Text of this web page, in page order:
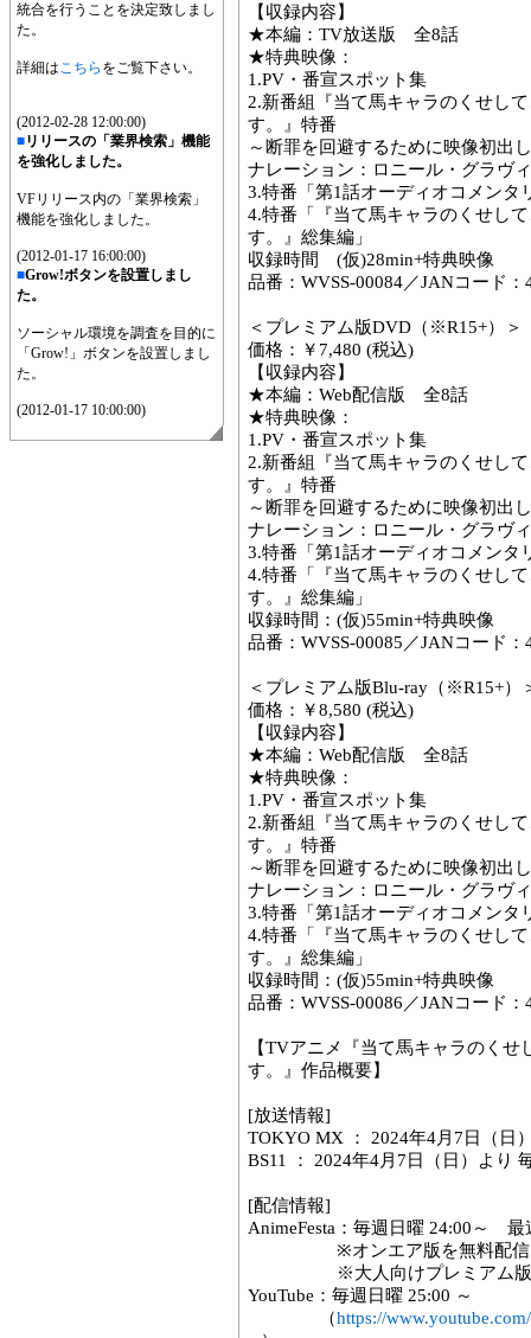
統合を行うことを決定致しまし
た。
詳細はこちら をご覧下さい。
(2012-02-28 12:00:00)
■リリースの「業界検索」機能
を強化しました。
VFリリース内の「業界検索」
機能を強化しました。
(2012-01-17 16:00:00)
■Grow!ボタンを設置しまし
た。
ソーシャル環境を調査を目的に
「Grow!」ボタンを設置しまし
た。
(2012-01-17 10:00:00)
【収録内容】
★本編：TV放送版 全8話
★特典映像：
1.PV・番宣スポット集
2.新番組『当て馬キャラのくせし
す。』特番
～断罪を回避するために映像初出
ナレーション：ロニール・グラヴ
3.特番「第1話オーディオコメンタ
4.特番「『当て馬キャラのくせし
す。』総集編」
収録時間 (仮)28min+特典映像
品番：WVSS-00084／JANコード：
＜プレミアム版DVD（※R15+）＞
価格：￥7,480 (税込)
【収録内容】
★本編：Web配信版 全8話
★特典映像：
1.PV・番宣スポット集
2.新番組『当て馬キャラのくせし
す。』特番
～断罪を回避するために映像初出
ナレーション：ロニール・グラヴ
3.特番「第1話オーディオコメンタ
4.特番「『当て馬キャラのくせし
す。』総集編」
収録時間：(仮)55min+特典映像
品番：WVSS-00085／JANコード：
＜プレミアム版Blu-ray（※R15+）
価格：￥8,580 (税込)
【収録内容】
★本編：Web配信版 全8話
★特典映像：
1.PV・番宣スポット集
2.新番組『当て馬キャラのくせし
す。』特番
～断罪を回避するために映像初出
ナレーション：ロニール・グラヴ
3.特番「第1話オーディオコメンタ
4.特番「『当て馬キャラのくせし
す。』総集編」
収録時間：(仮)55min+特典映像
品番：WVSS-00086／JANコード：
【TVアニメ『当て馬キャラのく
す。』作品概要】
[放送情報]
TOKYO MX ： 2024年4月7日（日
BS11 ： 2024年4月7日（日）より
[配信情報]
AnimeFesta：毎週日曜 24:00～ 最
※オンエア版を無料配信
※大人向けプレミアム版を
YouTube：毎週日曜 25:00 ～
（https://